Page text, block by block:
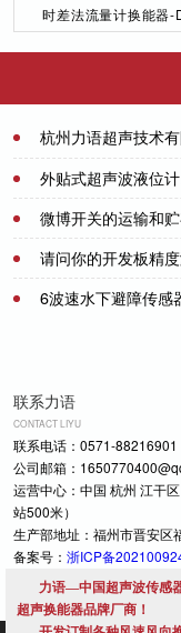
时差法流量计换能器-
杭州力语超声技术
外贴式超声波液位
用那款？-[力语超声]
微博开关的运输和
请问你的开发板精
6波速水下避障传感
联系力语
CONTACT LIYU
联系电话：0571-
公司邮箱：
运营中心：中国 杭州 江干
站500米）
生产部地址：福州市晋安区
备案号： 浙ICP备
力语—中国超声波传感
超声换能器品牌厂商！